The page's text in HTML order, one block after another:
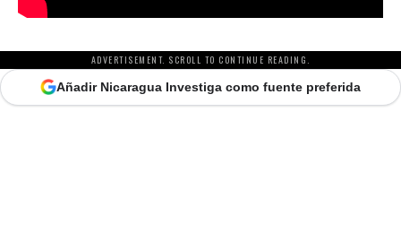
ADVERTISEMENT. SCROLL TO CONTINUE READING.
Añadir Nicaragua Investiga como fuente preferida